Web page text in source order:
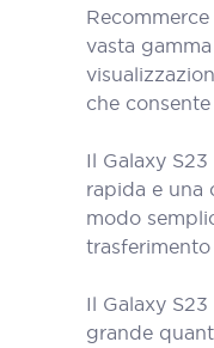
vasta
che
Il Galaxy
rapida e una
modo
Il Galaxy
grande